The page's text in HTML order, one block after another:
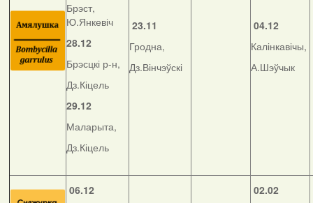
Брэст,
Ю.Янкевіч
28.12
Брэсцкі р-н,
Дз.Кіцель
29.12
Маларыта,
Дз.Кіцель
23.11
Гродна,
Дз.Вінчэўскі
04.12
Калінкавічы,
А.Шэўчык
06.12
02.02